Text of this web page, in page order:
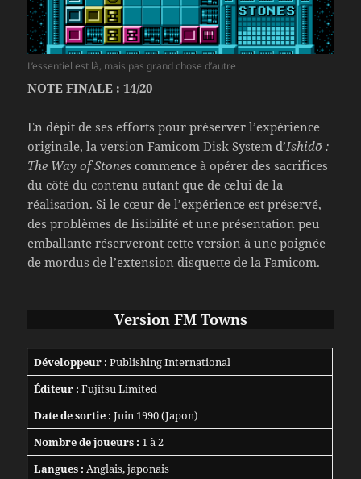
L’essentiel est là, mais pas grand chose d’autre
NOTE FINALE : 14/20
En dépit de ses efforts pour préserver l’expérience
originale, la version Famicom Disk System d’Ishidō :
The Way of Stones commence à opérer des sacrifices
du côté du contenu autant que de celui de la
réalisation. Si le cœur de l’expérience est préservé,
des problèmes de lisibilité et une présentation peu
emballante réserveront cette version à une poignée
de mordus de l’extension disquette de la Famicom.
Version FM Towns
Développeur : Publishing International
Éditeur : Fujitsu Limited
Date de sortie : Juin 1990 (Japon)
Nombre de joueurs : 1 à 2
Langues : Anglais, japonais